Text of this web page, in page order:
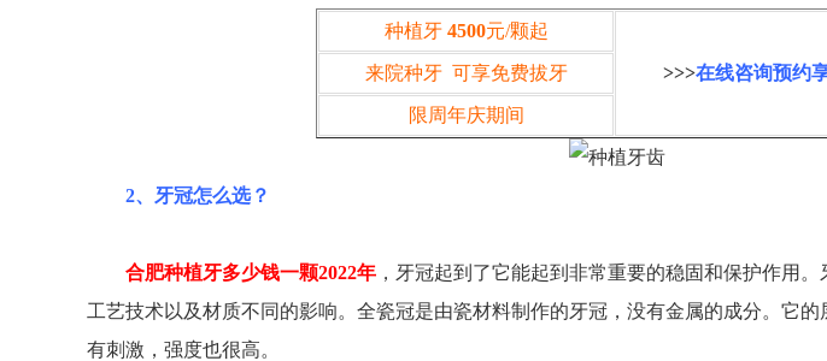
种植牙 4500元/颗起
>>>在线咨询预约
来院种牙 可享免费拔牙
限周年庆期间
2、牙冠怎么选？
合肥种植牙多少钱一颗2022年 ，牙冠起到了它能起到非常重要的稳固和保护作用
工艺技术以及材质不同的影响。全瓷冠是由瓷材料制作的牙冠，没有金属的成分。它
有刺激，强度也很高。